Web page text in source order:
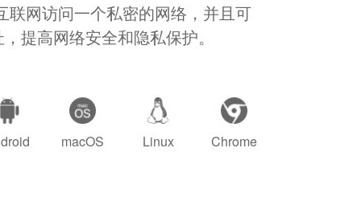
联网访问一个私密的网络，并且可
提高网络安全和隐私保护。
macOS Linux Chrome